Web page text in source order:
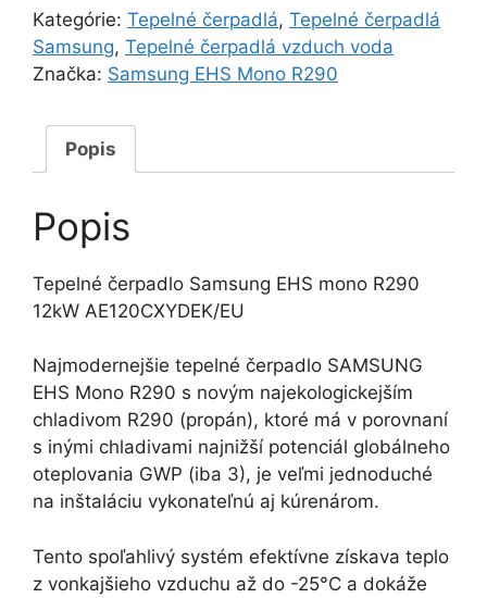
mono
R290
12kW
Kategórie: Tepelné čerpadlá, Tepelné čerpadlá
Samsung, Tepelné čerpadlá vzduch voda
Značka: Samsung EHS Mono R290
Popis
Popis
Tepelné čerpadlo Samsung EHS mono R290
12kW AE120CXYDEK/EU
Najmodernejšie tepelné čerpadlo SAMSUNG
EHS Mono R290 s novým najekologickejším
chladivom R290 (propán), ktoré má v porovnaní
s inými chladivami najnižší potenciál globálneho
oteplovania GWP (iba 3), je veľmi jednoduché
na inštaláciu vykonateľnú aj kúrenárom.
Tento spoľahlivý systém efektívne získava teplo
z vonkajšieho vzduchu až do -25°C a dokáže